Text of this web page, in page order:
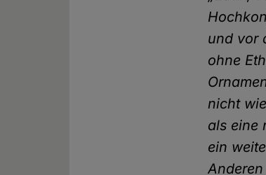
und vor
ohne
nicht
als eine
ein